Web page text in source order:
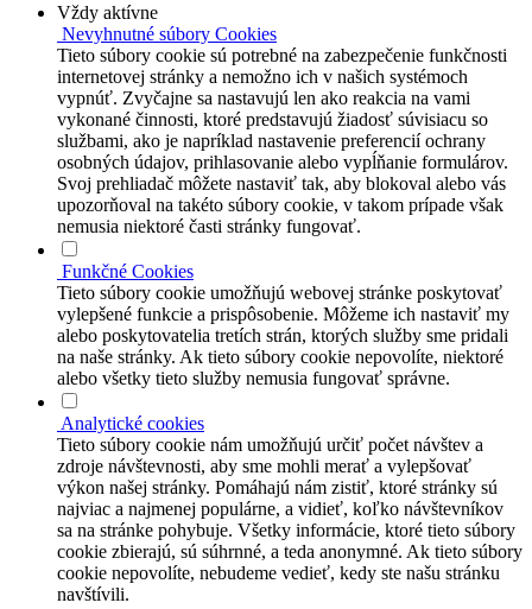
Vždy aktívne
Nevyhnutné súbory Cookies
Tieto súbory cookie sú potrebné na zabezpečenie funkčnosti
internetovej stránky a nemožno ich v našich systémoch
vypnúť. Zvyčajne sa nastavujú len ako reakcia na vami
vykonané činnosti, ktoré predstavujú žiadosť súvisiacu so
službami, ako je napríklad nastavenie preferencií ochrany
osobných údajov, prihlasovanie alebo vypĺňanie formulárov.
Svoj prehliadač môžete nastaviť tak, aby blokoval alebo vás
upozorňoval na takéto súbory cookie, v takom prípade však
nemusia niektoré časti stránky fungovať.
Funkčné Cookies
Tieto súbory cookie umožňujú webovej stránke poskytovať
vylepšené funkcie a prispôsobenie. Môžeme ich nastaviť my
alebo poskytovatelia tretích strán, ktorých služby sme pridali
na naše stránky. Ak tieto súbory cookie nepovolíte, niektoré
alebo všetky tieto služby nemusia fungovať správne.
Analytické cookies
Tieto súbory cookie nám umožňujú určiť počet návštev a
zdroje návštevnosti, aby sme mohli merať a vylepšovať
výkon našej stránky. Pomáhajú nám zistiť, ktoré stránky sú
najviac a najmenej populárne, a vidieť, koľko návštevníkov
sa na stránke pohybuje. Všetky informácie, ktoré tieto súbory
cookie zbierajú, sú súhrnné, a teda anonymné. Ak tieto súbory
cookie nepovolíte, nebudeme vedieť, kedy ste našu stránku
navštívili.